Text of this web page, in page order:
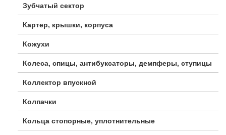
Зубчатый сектор
Картер, крышки, корпуса
Кожухи
Колеса, спицы, антибуксаторы, демпферы, ступицы
Коллектор впускной
Колпачки
Кольца стопорные, уплотнительные